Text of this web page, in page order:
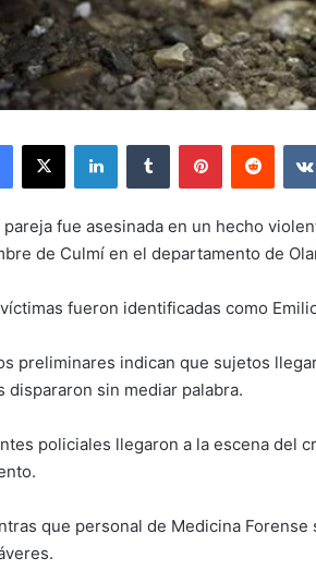
Facebook
X LinkedInTumblr PinterestReddit
pareja fue asesinada en un hecho
de Culmí en el departamento de
fueron identificadas como
preliminares indican que sujetos
dispararon sin mediar palabra.
policiales llegaron a la escena del
que personal de Medicina